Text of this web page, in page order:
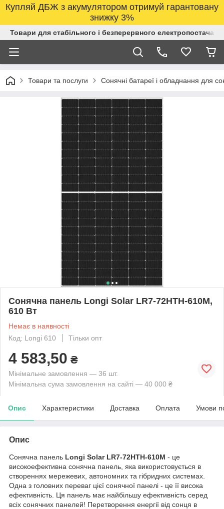
Купляй ДБЖ з акумулятором отримуй гарантовану
знижку 3%
Товари для стабільного і безперервного
Товари та послуги Сонячні батареї і обладнання для
Сонячна панель Longi Solar LR7-72HTH-610M,
610 Вт
Немає в наявності
Код: Longi 610
Тільки опт
4 583,50 ₴
Мінімальне замовлення — 36 шт.
Мінімальна сума замовлення на сайті — 40 000 ₴
Опис Характеристики Доставка Оплата Умови
Опис
Сонячна панель Longi Solar LR7-72HTH-610M - це
високоефективна сонячна панель, яка використовується в
створеннях мережевих, автономних та гібридних системах.
Одна з головних переваг цієї сонячної панелі - це її висока
ефективність. Ця панель має найбільшу ефективність серед
всіх сонячних панелей! Перетворення енергії від сонця в